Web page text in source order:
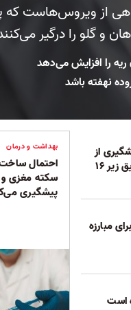
از ویروس‌هاست
و گلو را درگیر
را افزایش می‌دهد
نهفته باشد
از
سرطان دهانه رحم؛ بازه طلایی تزریق زیر ۱۶
مبارزه
است
بهداشت و درمان
احتمال
سکته مغزی
پیشگیری